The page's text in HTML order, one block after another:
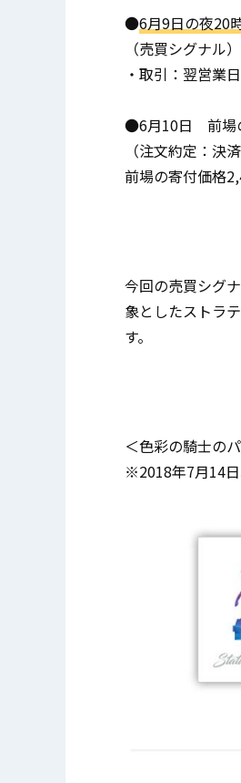
●6月9日の夜20
（売買シグナル）
・取引：翌営
●6月10日 前場
（注文約定：決済
前場の寄付価格
今回の売買シグ
象としたストラテ
す。
＜色彩の騎士の
※2018年7月14